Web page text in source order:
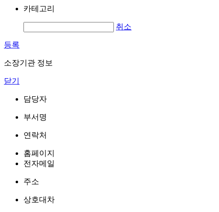
카테고리
취소
등록
소장기관 정보
닫기
담당자
부서명
연락처
홈페이지
전자메일
주소
상호대차